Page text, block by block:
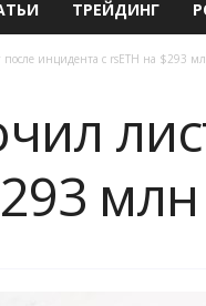
ТРЕЙДИНГ
после инцидента с rsETH на $293
млн